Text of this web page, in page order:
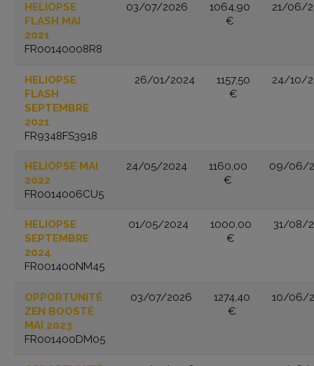
HELIOPSE
FLASH MAI
2021
FR00140008R8
03/07/2026
1064,90
€
21/06/
HELIOPSE
FLASH
SEPTEMBRE
2021
FR9348FS3918
26/01/2024
1157,50
€
24/10/
HELIOPSE MAI
2022
FR0014006CU5
24/05/2024
1160,00
€
09/06/
HELIOPSE
SEPTEMBRE
2024
FR001400NM45
01/05/2024
1000,00
€
31/08/
OPPORTUNITÉ
ZEN BOOSTÉ
MAI 2023
FR001400DM05
03/07/2026
1274,40
€
10/06/